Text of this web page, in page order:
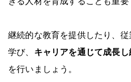
継続的な教育を提供したり、
学び、 キャリアを通じて成長
を行いましょう。